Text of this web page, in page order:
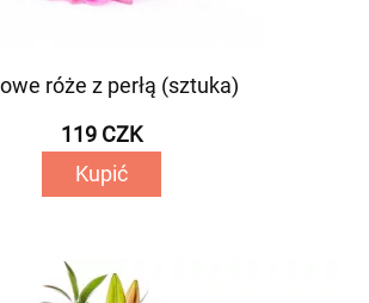
róże z perłą (sztuka)
119 CZK
Kupić